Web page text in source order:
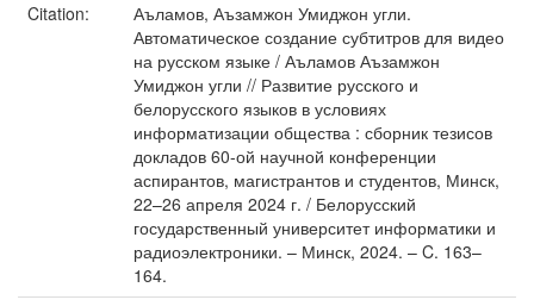
Citation:
Аъламов, Аъзамжон Умиджон угли.
Автоматическое создание субтитров для видео
на русском языке / Аъламов Аъзамжон
Умиджон угли // Развитие русского и
белорусского языков в условиях
информатизации общества : сборник тезисов
докладов 60-ой научной конференции
аспирантов, магистрантов и студентов, Минск,
22–26 апреля 2024 г. / Белорусский
государственный университет информатики и
радиоэлектроники. – Минск, 2024. – C. 163–
164.